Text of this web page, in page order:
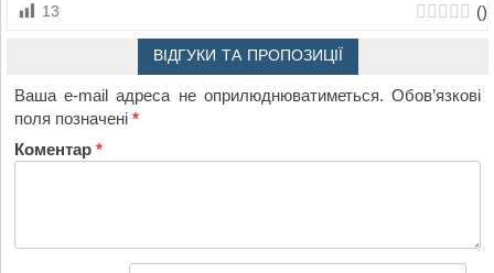
13 ()
ВІДГУКИ ТА ПРОПОЗИЦІЇ
Ваша e-mail адреса не оприлюднюватиметься. Обов’язкові
поля позначені*
Коментар*